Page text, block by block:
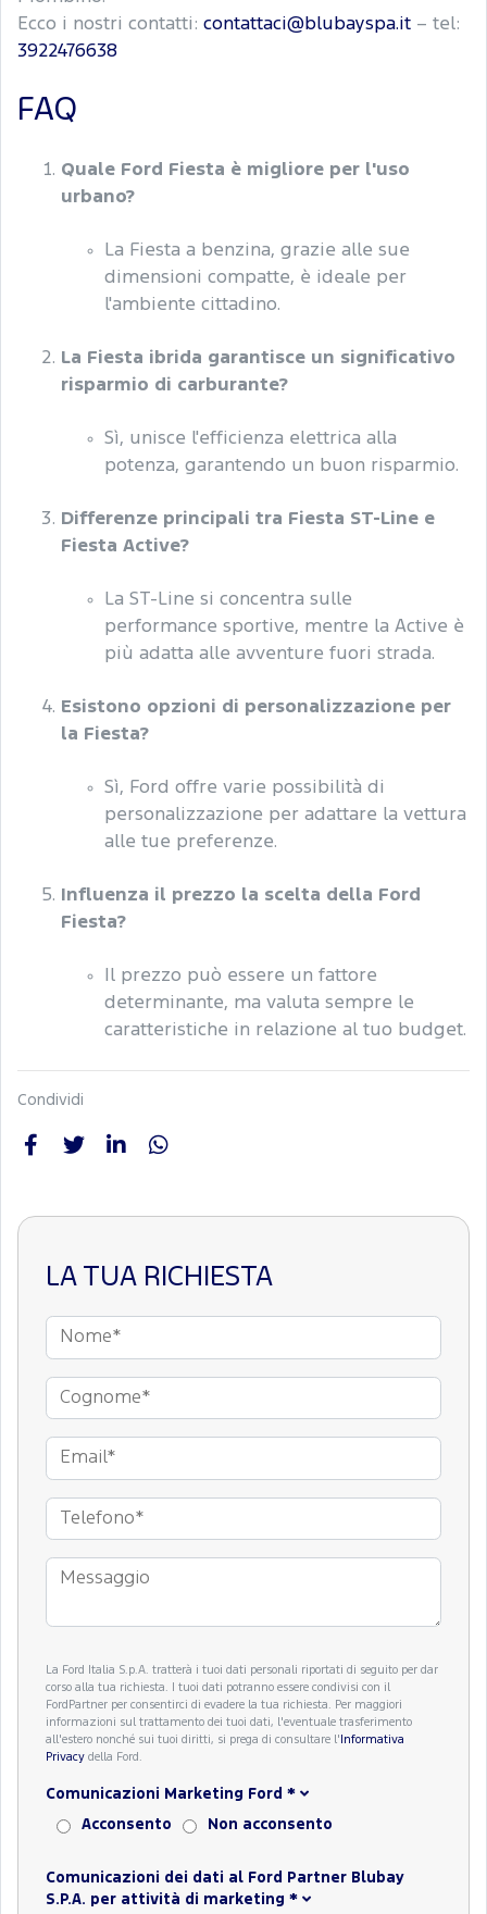
Ecco i nostri contatti: contattaci@blubayspa.it – tel:
3922476638
FAQ
Quale Ford Fiesta è migliore per l'uso
urbano?
La Fiesta a benzina, grazie alle sue
dimensioni compatte, è ideale per
l'ambiente cittadino.
La Fiesta ibrida garantisce un significativo
risparmio di carburante?
Sì, unisce l'efficienza elettrica alla
potenza, garantendo un buon risparmio.
Differenze principali tra Fiesta ST-Line e
Fiesta Active?
La ST-Line si concentra sulle
performance sportive, mentre la Active è
più adatta alle avventure fuori strada.
Esistono opzioni di personalizzazione per
la Fiesta?
Sì, Ford offre varie possibilità di
personalizzazione per adattare la vettura
alle tue preferenze.
Influenza il prezzo la scelta della Ford
Fiesta?
Il prezzo può essere un fattore
determinante, ma valuta sempre le
caratteristiche in relazione al tuo budget.
Condividi
LA TUA RICHIESTA
La Ford Italia S.p.A. tratterà i tuoi dati personali riportati di seguito per dar
corso alla tua richiesta. I tuoi dati potranno essere condivisi con il
FordPartner per consentirci di evadere la tua richiesta. Per maggiori
informazioni sul trattamento dei tuoi dati, l'eventuale trasferimento
all'estero nonché sui tuoi diritti, si prega di consultare l' Informativa
Privacy della Ford.
Comunicazioni Marketing Ford *
Acconsento Non acconsento
Comunicazioni dei dati al Ford Partner Blubay
S.P.A. per attività di marketing *